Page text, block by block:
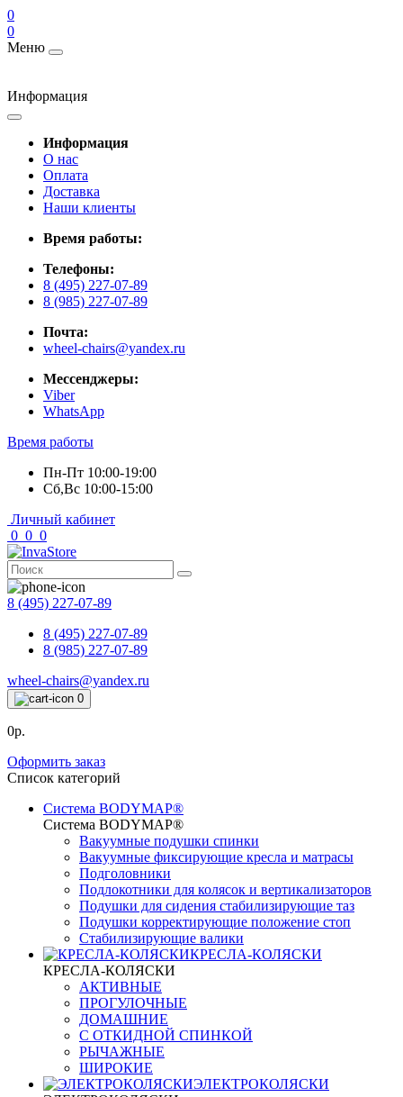
0
0
Меню
Информация
Информация
О нас
Оплата
Доставка
Наши клиенты
Время работы:
Телефоны:
8 (495) 227-07-89
8 (985) 227-07-89
Почта:
wheel-chairs@yandex.ru
Мессенджеры:
Viber
WhatsApp
Время работы
Пн-Пт 10:00-19:00
Сб,Вс 10:00-15:00
Личный кабинет
0 0 0
8 (495) 227-07-89
8 (495) 227-07-89
8 (985) 227-07-89
wheel-chairs@yandex.ru
0
0р.
Оформить заказ
Список категорий
Система BODYMAP®
Система BODYMAP®
Вакуумные подушки спинки
Вакуумные фиксирующие кресла и матрасы
Подголовники
Подлокотники для колясок и вертикализаторов
Подушки для сидения стабилизирующие таз
Подушки корректирующие положение стоп
Стабилизирующие валики
КРЕСЛА-КОЛЯСКИ
КРЕСЛА-КОЛЯСКИ
АКТИВНЫЕ
ПРОГУЛОЧНЫЕ
ДОМАШНИЕ
С ОТКИДНОЙ СПИНКОЙ
РЫЧАЖНЫЕ
ШИРОКИЕ
ЭЛЕКТРОКОЛЯСКИ